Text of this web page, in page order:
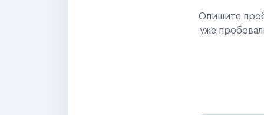
Опишите
уже